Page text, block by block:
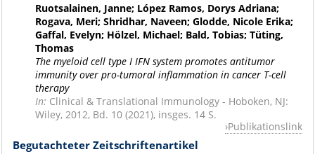
Ruotsalainen, Janne; López Ramos, Dorys Adriana;
Rogava, Meri; Shridhar, Naveen; Glodde, Nicole Erika;
Gaffal, Evelyn; Hölzel, Michael; Bald, Tobias; Tüting,
Thomas
The myeloid cell type I IFN system promotes antitumor
immunity over pro-tumoral inflammation in cancer T-cell
therapy
In: Clinical & Translational Immunology - Hoboken, NJ:
Wiley, 2012, Bd. 10 (2021), insges. 14 S.
Publikationslink
Begutachteter Zeitschriftenartikel